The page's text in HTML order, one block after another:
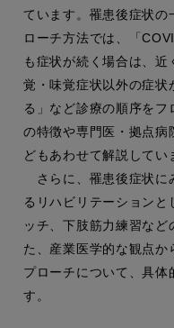
ています。罹患後症状
ローチ方法では、「
も症状が続く場合は、
覚・味覚症状以外の症状
る」など診療の順序を
の特徴や専門医・拠点病
どもあわせて解説してい
さらに、罹患後症状に
るリハビリテーション
ッチ、下肢筋力練習など
た、産業医学的な観点か
プローチについて、具体
す。